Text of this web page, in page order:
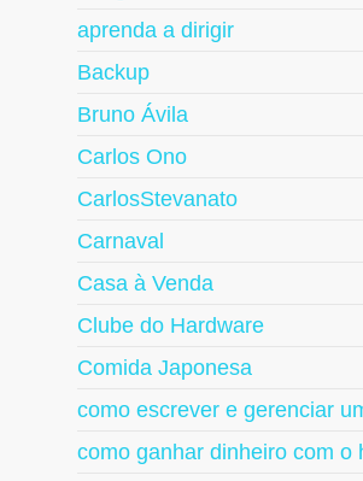
aprenda a dirigir
Backup
Bruno Ávila
Carlos Ono
CarlosStevanato
Carnaval
Casa à Venda
Clube do Hardware
Comida Japonesa
como escrever e gerenciar
como ganhar dinheiro com o